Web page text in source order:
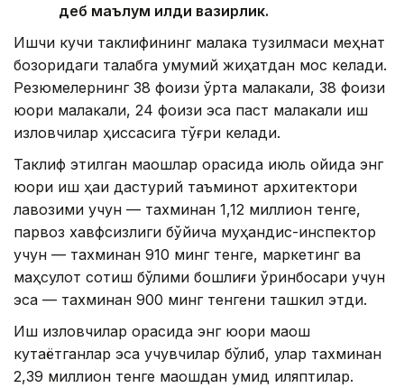
деб маълум қилди вазирлик.
Ишчи кучи таклифининг малака тузилмаси меҳнат
бозоридаги талабга умумий жиҳатдан мос келади.
Резюмелернинг 38 фоизи ўрта малакали, 38 фоизи
юқори малакали, 24 фоизи эса паст малакали иш
изловчилар ҳиссасига тўғри келади.
Таклиф этилган маошлар орасида июль ойида энг
юқори иш ҳақи дастурий таъминот архитектори
лавозими учун — тахминан 1,12 миллион тенге,
парвоз хавфсизлиги бўйича муҳандис-инспектор
учун — тахминан 910 минг тенге, маркетинг ва
маҳсулот сотиш бўлими бошлиғи ўринбосари учун
эса — тахминан 900 минг тенгени ташкил этди.
Иш изловчилар орасида энг юқори маош
кутаётганлар эса учувчилар бўлиб, улар тахминан
2,39 миллион тенге маошдан умид қиляптилар.